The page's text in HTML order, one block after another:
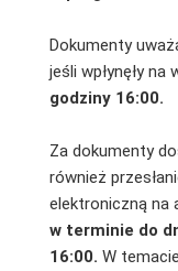
Dokumenty
jeśli wpłynęły na
godziny 16:00.
Za dokumenty
również
elektroniczną na
w terminie do
16:00. W